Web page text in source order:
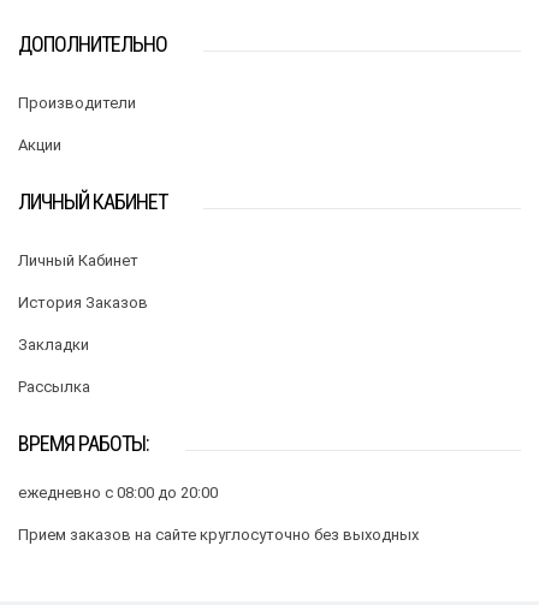
ДОПОЛНИТЕЛЬНО
Производители
Акции
ЛИЧНЫЙ КАБИНЕТ
Личный Кабинет
История Заказов
Закладки
Рассылка
ВРЕМЯ РАБОТЫ:
ежедневно с 08:00 до 20:00
Прием заказов на сайте круглосуточно без выходных